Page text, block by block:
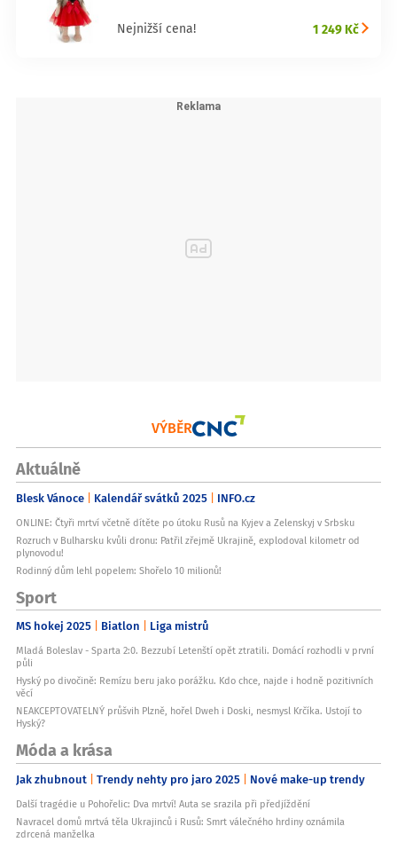
Nejnižší cena! 1 249 Kč
VÝBĚR
Aktuálně
Blesk Vánoce Kalendář svátků 2025 INFO.cz
ONLINE: Čtyři mrtví včetně dítěte po útoku Rusů na Kyjev a Zelenskyj v Srbsku
Rozruch v Bulharsku kvůli dronu: Patřil zřejmě Ukrajině, explodoval kilometr od
plynovodu!
Rodinný dům lehl popelem: Shořelo 10 milionů!
Sport
MS hokej 2025 Biatlon Liga mistrů
Mladá Boleslav - Sparta 2:0. Bezzubí Letenští opět ztratili. Domácí rozhodli v první
půli
Hyský po divočině: Remízu beru jako porážku. Kdo chce, najde i hodně pozitivních
věcí
NEAKCEPTOVATELNÝ průšvih Plzně, hořel Dweh i Doski, nesmysl Krčíka. Ustojí to
Hyský?
Móda a krása
Jak zhubnout Trendy nehty pro jaro 2025 Nové make-up trendy
Další tragédie u Pohořelic: Dva mrtví! Auta se srazila při předjíždění
Navracel domů mrtvá těla Ukrajinců i Rusů: Smrt válečného hrdiny oznámila
zdrcená manželka